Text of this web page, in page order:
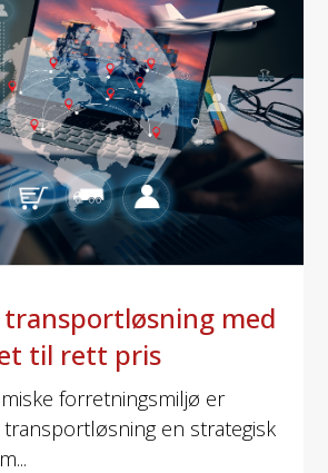
med
til rett pris
forretningsmiljø er
transportløsning en strategisk